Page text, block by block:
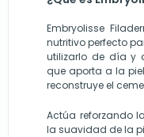
Embryolisse
nutritivo perfecto
utilizarlo de día y
que aporta a la
reconstruye el
Actúa reforzando
la suavidad de la